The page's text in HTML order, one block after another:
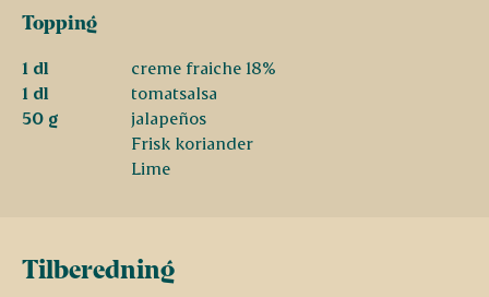
Topping
1 dl
creme fraiche 18%
1 dl
tomatsalsa
50 g
jalapeños
Frisk koriander
Lime
Tilberedning